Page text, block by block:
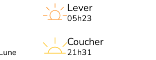
Lever
05h23
Coucher
21h31